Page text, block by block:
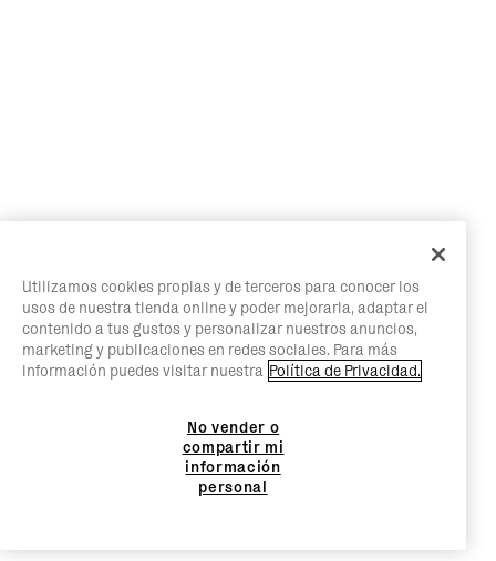
Utilizamos cookies propias y de terceros para conocer los
usos de nuestra tienda online y poder mejorarla, adaptar el
contenido a tus gustos y personalizar nuestros anuncios,
marketing y publicaciones en redes sociales. Para más
información puedes visitar nuestra Política de Privacidad.
No vender o
compartir mi
información
personal